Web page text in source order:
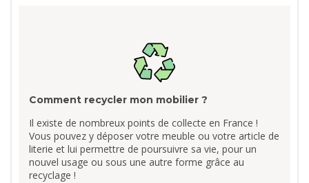
Comment recycler mon mobilier ?
Il existe de nombreux points de collecte en France !
Vous pouvez y déposer votre meuble ou votre article de
literie et lui permettre de poursuivre sa vie, pour un
nouvel usage ou sous une autre forme grâce au
recyclage !